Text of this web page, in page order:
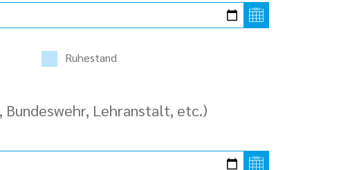
Ruhestand
Lehranstalt, etc.)